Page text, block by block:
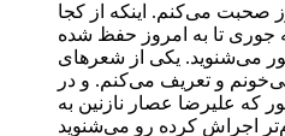
صحبت می‌کنم. اینکه از کجا
می‌شنوید. یکی از شعرهای
و تعریف می‌کنم. و در
که علیرضا عصار نازنین به